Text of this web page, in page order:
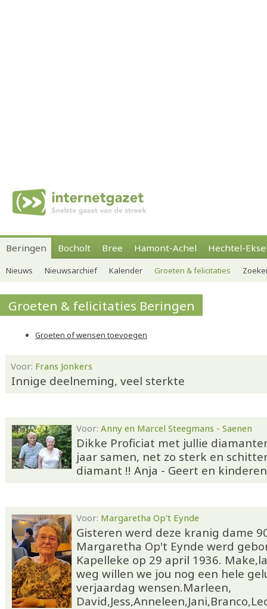
Beringen Bocholt Bree Hamont-Achel Hechtel-
Nieuws Nieuwsarchief Kalender Groeten & felicitaties
Groeten & felicitaties Beringen
Groeten of wensen toevoegen
Voor: Frans Jonkers
Innige deelneming, veel sterkte
Voor: Anny en Marcel Steegmans - Saenen
Dikke Proficiat met jullie
jaar samen, net zo sterk en
diamant !! Anja - Geert en
Voor: Margaretha Op't Eynde
Gisteren werd deze kranig dame
Margaretha Op't Eynde werd
Kapelleke op 29 april 1936.
weg willen we jou nog een hele
verjaardag wensen.Marleen,